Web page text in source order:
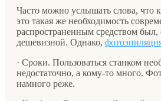
Часто можно услышать слова, что
это такая же необходимость
распространенным средством был,
дешевизной. Однако,
· Сроки. Пользоваться станком
недостаточно, а кому-то много.
намного реже.